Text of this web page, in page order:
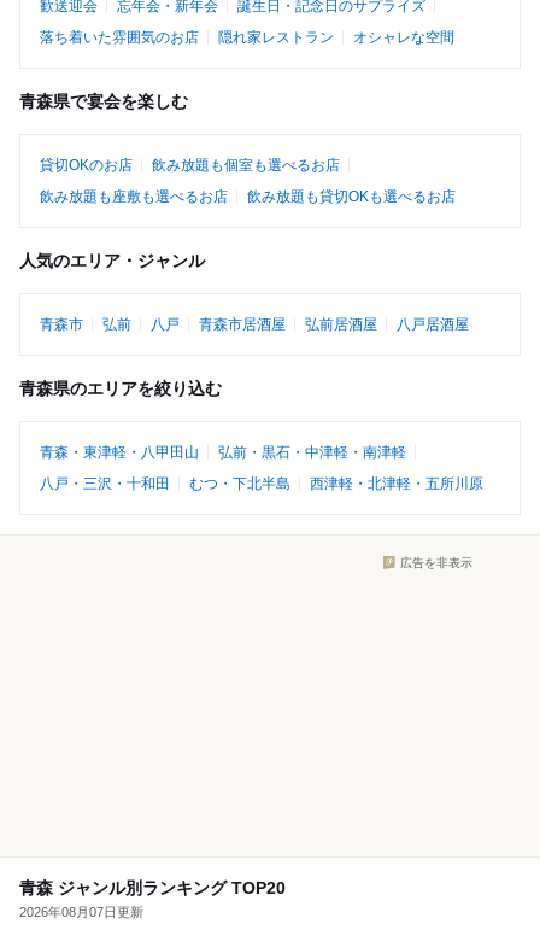
歓送迎会 忘年会・新年会
誕生日・記念日のサプライズ
落ち着いた雰囲気のお店
隠れ家レストラン オシャレな空間
青森県で宴会を楽しむ
貸切OKのお店
飲み放題も個室も選べるお店
飲み放題も座敷も選べるお店
飲み放題も貸切OKも選べるお店
人気のエリア・ジャンル
青森市 弘前 八戸 青森市居酒屋 弘前居酒屋 八戸居酒屋
青森県のエリアを絞り込む
青森・東津軽・八甲田山
弘前・黒石・中津軽・南津軽
八戸・三沢・十和田
むつ・下北半島 西津軽・北津軽・五所川原
広告を非表示
青森 ジャンル別ランキング TOP20
2026年08月07日更新